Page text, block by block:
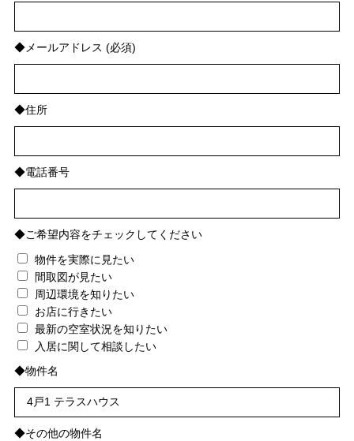
◆メールアドレス (必須)
◆住所
◆電話番号
◆ご希望内容をチェックしてください
物件を実際に見たい
間取図が見たい
周辺環境を知りたい
お店に行きたい
最新の空室状況を知りたい
入居に関して相談したい
◆物件名
◆その他の物件名